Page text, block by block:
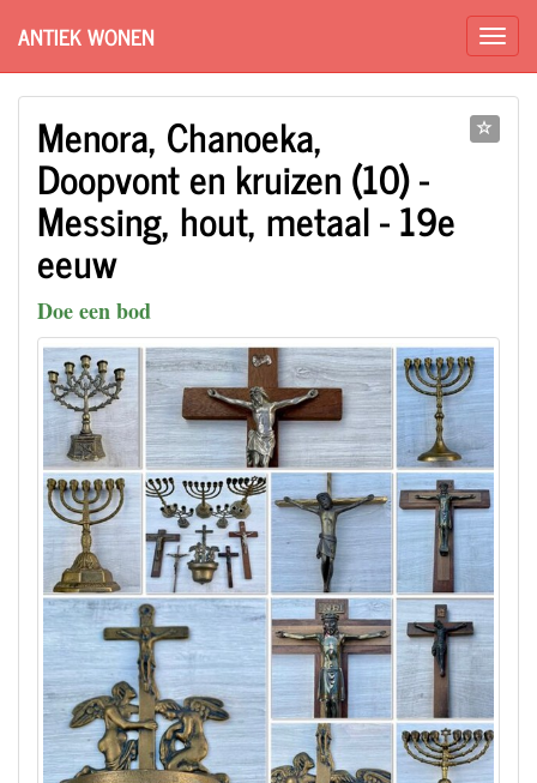
ANTIEK WONEN
Menora, Chanoeka,
Doopvont en kruizen (10) -
Messing, hout, metaal - 19e
eeuw
Doe een bod